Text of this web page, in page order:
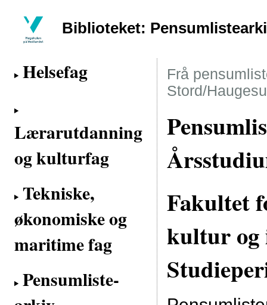
Biblioteket:
Helsefag
Lærarutdanning
og kulturfag
Tekniske,
økonomiske og
maritime fag
Pensumliste-
Frå
Stord/
Fakultet
kultur